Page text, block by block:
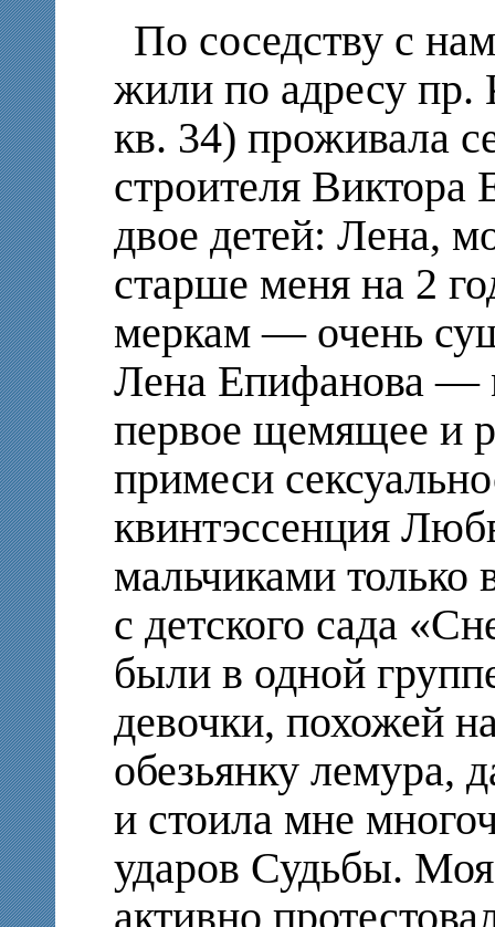
По соседству с
жили по адресу пр.
кв. 34) проживала
строителя
двое детей: Лена,
старше меня на 2
меркам — очень
Лена Епифанова —
первое щемящее и
примеси
квинтэссенция
мальчиками
с детского сада
были в одной
девочки, похожей
обезьянку лемура,
и стоила мне
ударов Судьбы.